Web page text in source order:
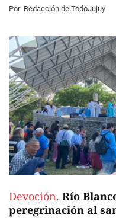
Por Redacción de TodoJujuy
Devoción. Río
peregrinación al